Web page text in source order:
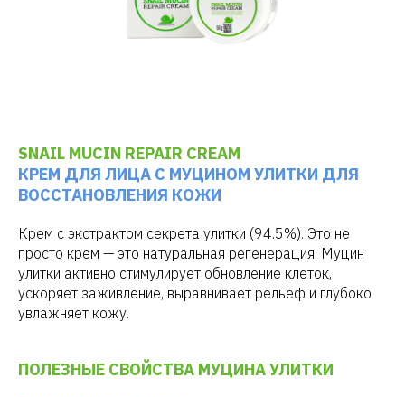
SNAIL MUCIN REPAIR CREAM
КРЕМ ДЛЯ ЛИЦА С МУЦИНОМ УЛИТКИ ДЛЯ
ВОССТАНОВЛЕНИЯ КОЖИ
Крем с экстрактом секрета улитки (94.5%). Это не
просто крем — это натуральная регенерация. Муцин
улитки активно стимулирует обновление клеток,
ускоряет заживление, выравнивает рельеф и глубоко
увлажняет кожу.
ПОЛЕЗНЫЕ СВОЙСТВА МУЦИНА УЛИТКИ